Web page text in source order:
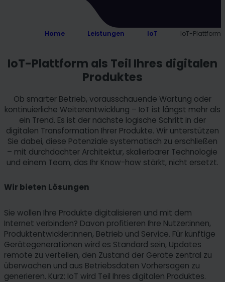
Home Leistungen IoT IoT-Plattform
IoT-Plattform als Teil Ihres digitalen
Produktes
Ob smarter Betrieb, vorausschauende Wartung oder
kontinuierliche Weiterentwicklung – IoT ist längst mehr als
ein Trend. Es ist der nächste logische Schritt in der
digitalen Transformation Ihrer Produkte. Wir unterstützen
Sie dabei, diese Potenziale systematisch zu erschließen
– mit durchdachter Architektur, skalierbarer Technologie
und einem Team, das Ihr Know-how stärkt, nicht ersetzt.
Wir bieten Lösungen
Sie wollen Ihre Produkte digitalisieren und mit dem
Internet verbinden? Davon profitieren Ihre Nutzer:innen,
Produktentwickler:innen, Betrieb und Service. Für künftige
Gerätegenerationen wird es Standard sein, Updates
remote zu verteilen, den Zustand der Geräte zentral zu
überwachen und aus Betriebsdaten Vorhersagen zu
generieren. Kurz: IoT wird Teil Ihres digitalen Produktes.